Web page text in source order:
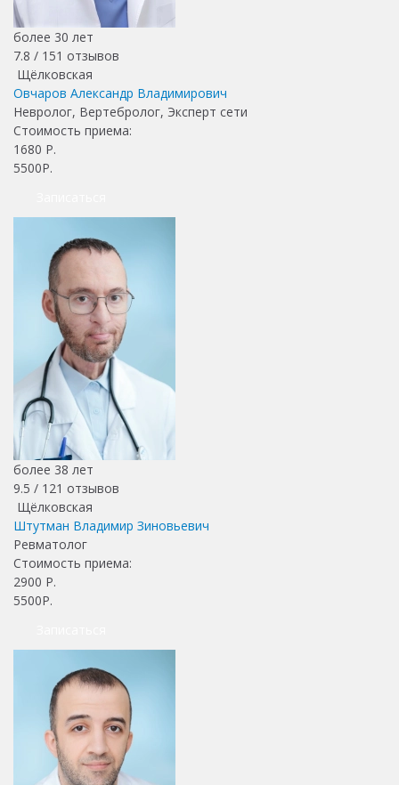
более 30 лет
7.8 / 151 отзывов
Щёлковская
Овчаров Александр Владимирович
Невролог, Вертебролог, Эксперт сети
Стоимость приема:
1680 Р.
5500Р.
более 38 лет
9.5 / 121 отзывов
Щёлковская
Штутман Владимир Зиновьевич
Ревматолог
Стоимость приема:
2900 Р.
5500Р.